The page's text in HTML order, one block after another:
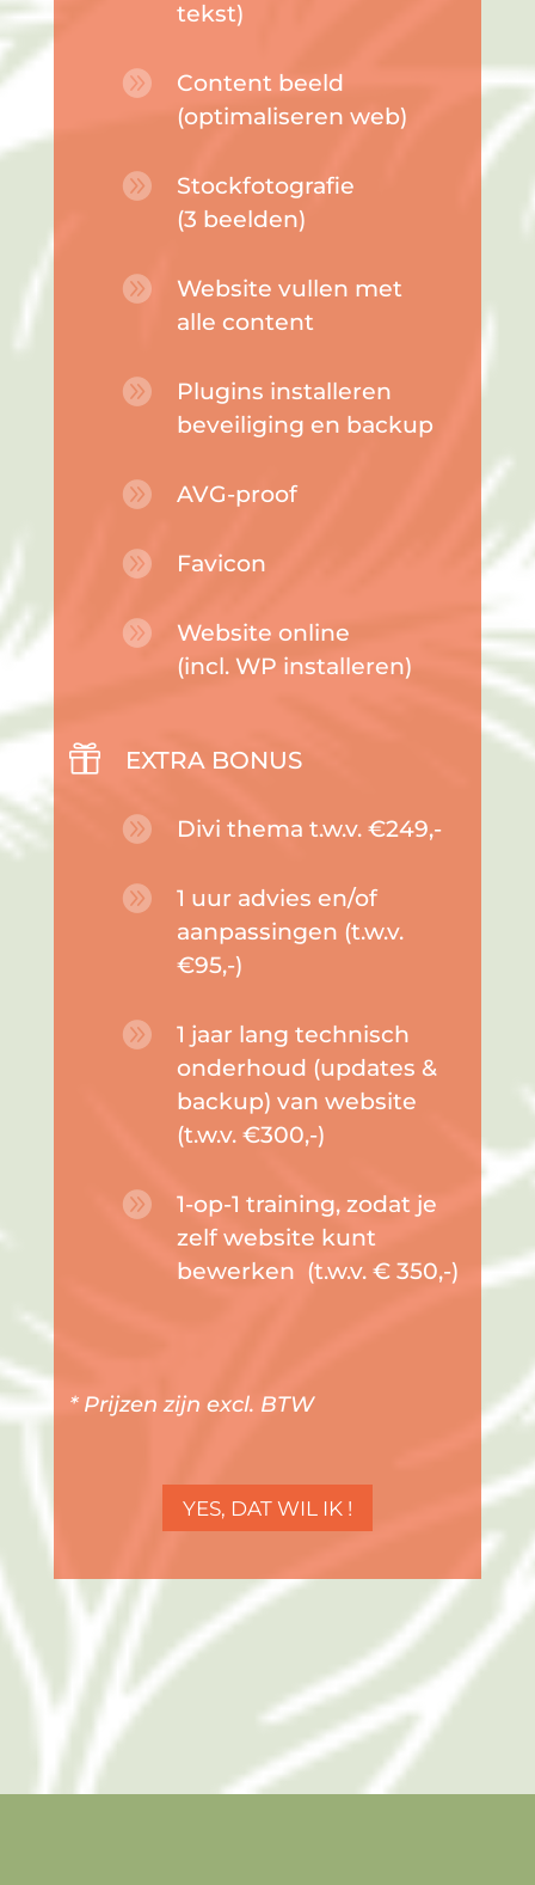
tekst)

Content beeld
(optimaliseren web)

Stockfotografie
(3 beelden)

Website vullen met
alle content

Plugins installeren
beveiliging en backup
 AVG-proof
 Favicon

Website online
(incl. WP installeren)
 EXTRA BONUS
 Divi thema t.w.v. €249,-

1 uur advies en/of
aanpassingen (t.w.v.
€95,-)

1 jaar lang technisch
onderhoud (updates &
backup) van website
(t.w.v. €300,-)

1-op-1 training, zodat je
zelf website kunt
bewerken (t.w.v. € 350,-)
* Prijzen zijn excl. BTW
YES, DAT WIL IK !